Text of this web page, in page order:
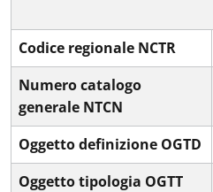
Codice regionale NCTR
Numero catalogo
generale NTCN
Oggetto definizione OGTD
Oggetto tipologia OGTT